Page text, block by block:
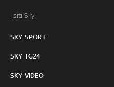
I siti Sky:
SKY SPORT
SKY TG24
SKY VIDEO